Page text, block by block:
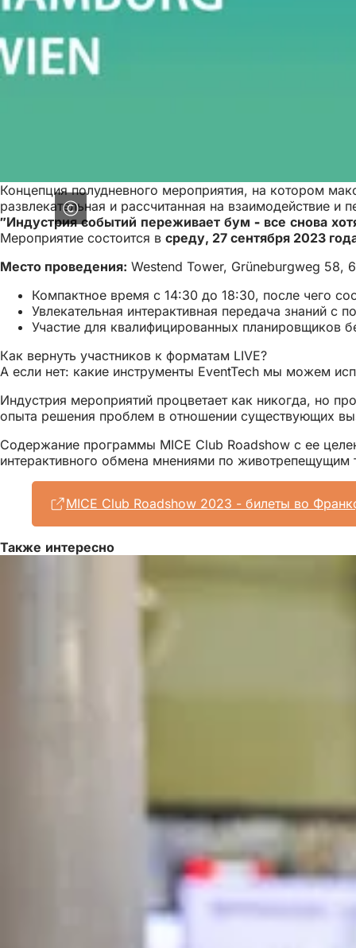
Концепция полудневного мероприятия, на котором
развлекательная и рассчитанная на взаимодействие
"Индустрия событий переживает бум - все снова
Мероприятие состоится в среду, 27 сентября 2023
Место проведения: Westend Tower, Grüneburgweg 58,
Компактное время с 14:30 до 18:30, после чего
Увлекательная интерактивная передача знаний
Участие для квалифицированных планировщиков
Как вернуть участников к форматам LIVE?
А если нет: какие инструменты EventTech мы можем
Индустрия мероприятий процветает как никогда, но
опыта решения проблем в отношении существующих
Содержание программы MICE Club Roadshow с ее
интерактивного обмена мнениями по
MICE Club Roadshow 2023 - билеты во
Также интересно